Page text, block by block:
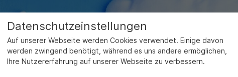
Datenschutzeinstellungen
Auf unserer Webseite werden Cookies verwendet. Einige davon
werden zwingend benötigt, während es uns andere ermöglichen,
Ihre Nutzererfahrung auf unserer Webseite zu verbessern.